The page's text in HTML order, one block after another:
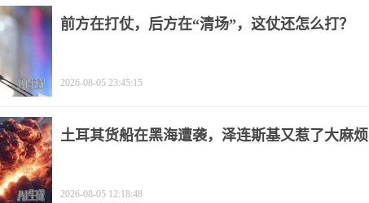
前方在打仗，后方在“清场”，这仗还怎么打？
2026-08-05 23:45:15
土耳其货船在黑海遭袭，泽连斯基又惹了大麻烦
2026-08-05 12:18:48